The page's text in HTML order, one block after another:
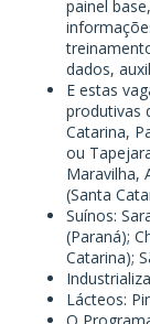
painel
dados,
E estas
produtivas
Catarina,
ou
Maravilha,
(Santa
Suínos:
(Paraná);
Catarina);
Lácteos: